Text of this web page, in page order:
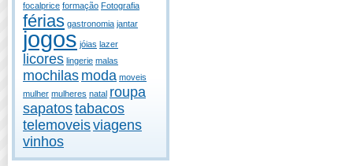
focalprice formação Fotografia
férias gastronomia jantar
jogos jóias lazer
licores lingerie malas
mochilas moda moveis
mulher mulheres natal roupa
sapatostabacos
telemoveisviagens
vinhos